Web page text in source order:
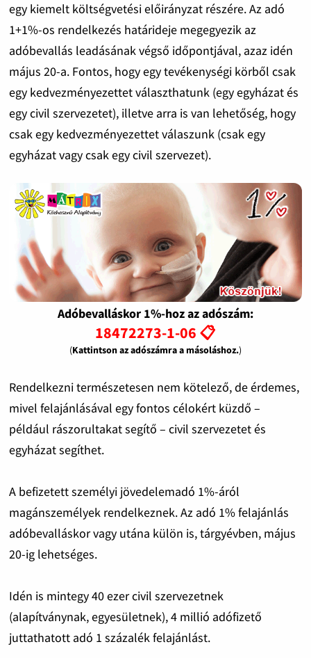
egy kiemelt költségvetési előirányzat részére. Az adó
1+1%-os rendelkezés határideje megegyezik az
adóbevallás leadásának végső időpontjával, azaz idén
május 20-a. Fontos, hogy egy tevékenységi körből csak
egy kedvezményezettet választhatunk (egy egyházat és
egy civil szervezetet), illetve arra is van lehetőség, hogy
csak egy kedvezményezettet válaszunk (csak egy
egyházat vagy csak egy civil szervezet).
Adóbevalláskor 1%-hoz az adószám:
18472273-1-06 📋
(Kattintson az adószámra a másoláshoz.)
Rendelkezni természetesen nem kötelező, de érdemes,
mivel felajánlásával egy fontos célokért küzdő –
például rászorultakat segítő – civil szervezetet és
egyházat segíthet.
A befizetett személyi jövedelemadó 1%-áról
magánszemélyek rendelkeznek. Az adó 1% felajánlás
adóbevalláskor vagy utána külön is, tárgyévben, május
20-ig lehetséges.
Idén is mintegy 40 ezer civil szervezetnek
(alapítványnak, egyesületnek), 4 millió adófizető
juttathatott adó 1 százalék felajánlást.